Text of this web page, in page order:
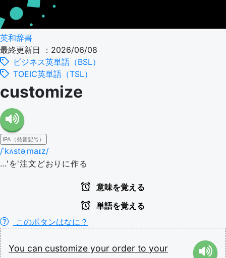
英和辞書
最終更新日 ：2026/06/08
ビジネス英単語（BSL）
TOEIC英単語（TSL）
customize
IPA（発音記号）
/ˈkʌstəˌmaɪz/
…'を'注文どおりに作る
意味を覚える
単語を覚える
このボタンはなに？
You can customize your order to your